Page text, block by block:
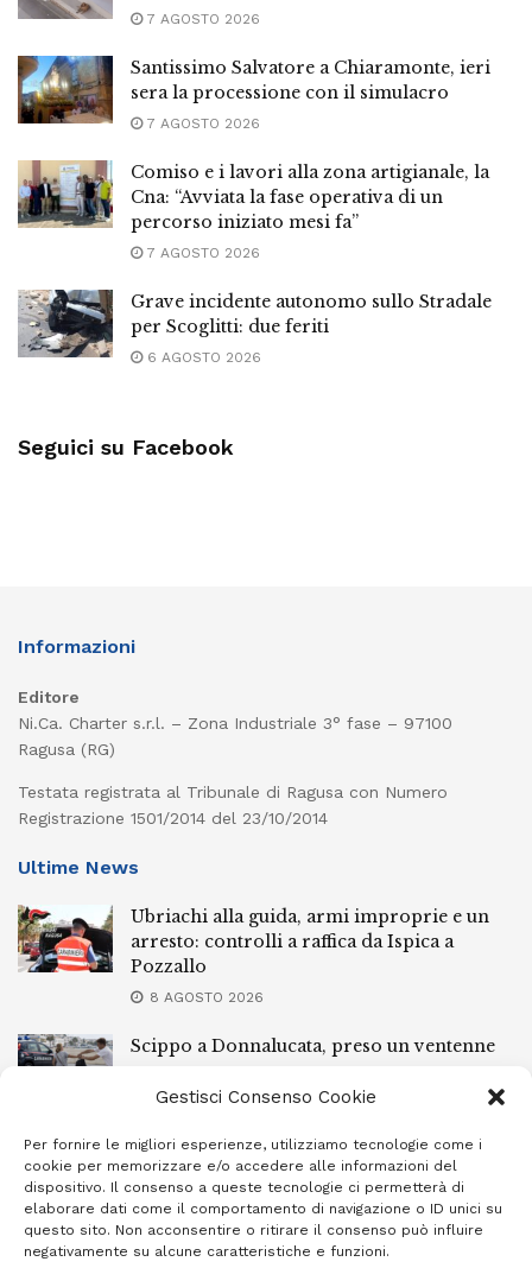
Gestisci Consenso Cookie
Per fornire le migliori esperienze, utilizziamo tecnologie come i
cookie per memorizzare e/o accedere alle informazioni del
dispositivo. Il consenso a queste tecnologie ci permetterà di
elaborare dati come il comportamento di navigazione o ID unici su
questo sito. Non acconsentire o ritirare il consenso può influire
negativamente su alcune caratteristiche e funzioni.
7 AGOSTO 2026
Santissimo Salvatore a Chiaramonte, ieri
sera la processione con il simulacro
7 AGOSTO 2026
Comiso e i lavori alla zona artigianale, la
Cna: “Avviata la fase operativa di un
percorso iniziato mesi fa”
7 AGOSTO 2026
Grave incidente autonomo sullo Stradale
per Scoglitti: due feriti
6 AGOSTO 2026
Seguici su Facebook
Informazioni
Editore
Ni.Ca. Charter s.r.l. – Zona Industriale 3° fase – 97100
Ragusa (RG)
Testata registrata al Tribunale di Ragusa con Numero
Registrazione 1501/2014 del 23/10/2014
Ultime News
Ubriachi alla guida, armi improprie e un
arresto: controlli a raffica da Ispica a
Pozzallo
8 AGOSTO 2026
Scippo a Donnalucata, preso un ventenne
8 AGOSTO 2026
Ragusa, arrestato perché non rispettava le
prescrizioni di stare lontano dalla casa
familiare
7 AGOSTO 2026